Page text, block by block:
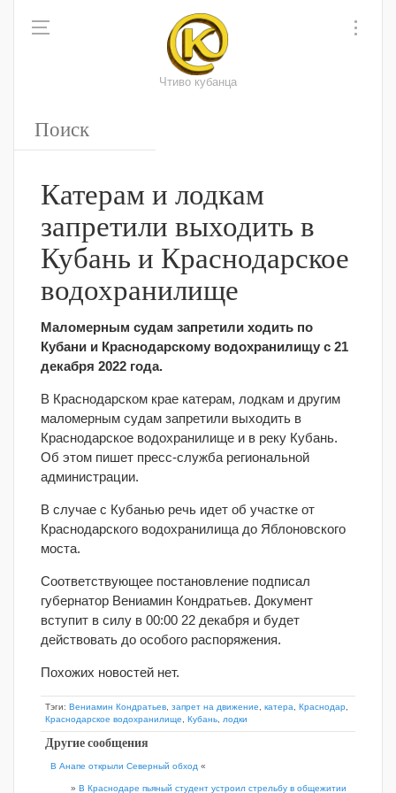
Чтиво кубанца
Катерам и лодкам
запретили выходить в
Кубань и Краснодарское
водохранилище
Маломерным судам запретили ходить по
Кубани и Краснодарскому водохранилищу с 21
декабря 2022 года.
В Краснодарском крае катерам, лодкам и другим
маломерным судам запретили выходить в
Краснодарское водохранилище и в реку Кубань.
Об этом пишет пресс-служба региональной
администрации.
В случае с Кубанью речь идет об участке от
Краснодарского водохранилища до Яблоновского
моста.
Соответствующее постановление подписал
губернатор Вениамин Кондратьев. Документ
вступит в силу в 00:00 22 декабря и будет
действовать до особого распоряжения.
Похожих новостей нет.
Тэги: Вениамин Кондратьев запрет на движение катера Краснодар
Краснодарское водохранилище
Кубань лодки
Другие сообщения
В Анапе открыли Северный обход «
» В Краснодаре пьяный студент устроил стрельбу в общежитии